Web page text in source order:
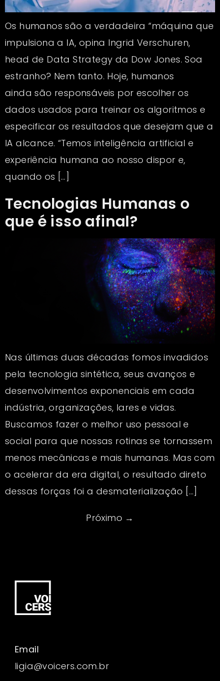
Os humanos são a verdadeira “máquina que
impulsiona a IA, opina Ingrid Verschuren,
head de Data Strategy da Dow Jones. Soa
estranho? Nem tanto. Hoje, humanos
ainda são responsáveis por escolher os
dados usados para treinar os algoritmos e
especificar os resultados que desejam que a
IA alcance. “Temos inteligência artificial e
experiência humana ao nosso dispor e,
quando os […]
Tecnologias Humanas o
que é isso afinal?
Nas últimas duas décadas fomos invadidos
pela tecnologia sintética, seus avanços e
desenvolvimentos exponenciais em cada
indústria, organizações, lares e vidas.
Buscamos fazer o melhor uso pessoal e
social para que nossas rotinas se tornassem
menos mecânicas e mais humanas. Mas com
o acelerar da era digital, o resultado direto
dessas forças foi a desmaterialização […]
Próximo →
Email
ligia@voicers.com.br